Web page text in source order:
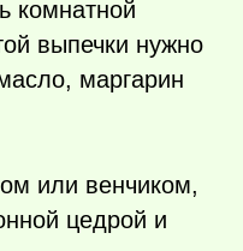
комнатной
выпечки нужно
маргарин
или венчиком,
цедрой и